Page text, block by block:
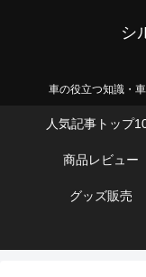
シ
車の役立つ知識・
人気記事トップ
商品レビュー
グッズ販売